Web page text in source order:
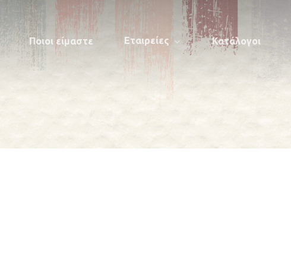
Ποιοι είμαστε Εταιρείες Κατάλογοι